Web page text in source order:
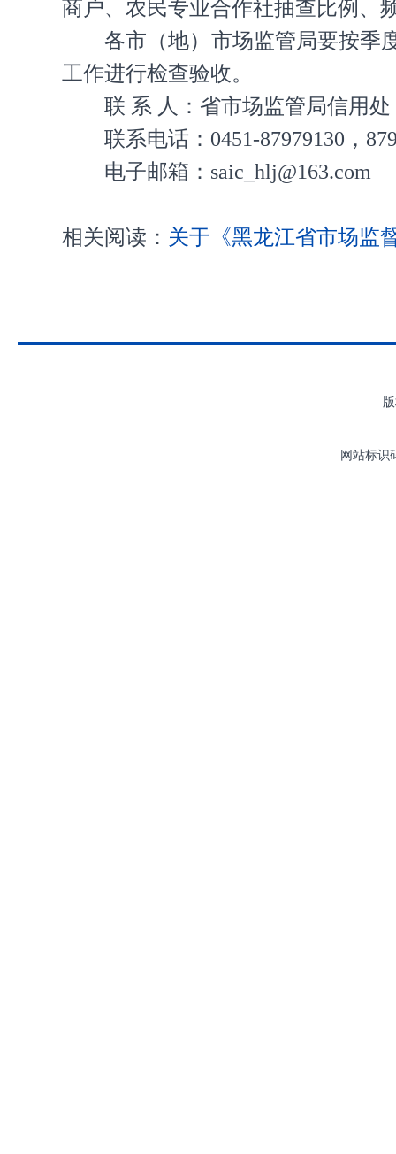
商户、农民专业合作社抽查比例、
各市（地）市场监管局要按季
工作进行检查验收。
联 系 人：省市场监管局信用
联系电话：0451-87979130，
电子邮箱：saic_hlj@163.com
相关阅读： 关于《黑龙江省市场监
网站标识